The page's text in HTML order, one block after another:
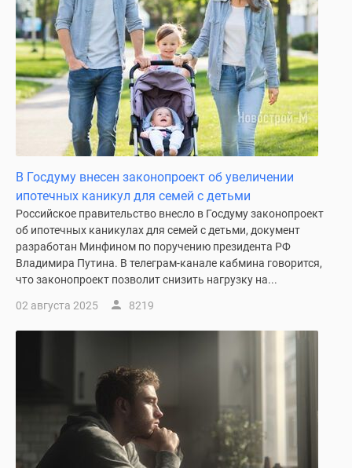
В Госдуму внесен законопроект об увеличении
ипотечных каникул для семей с детьми
Российское правительство внесло в Госдуму законопроект
об ипотечных каникулах для семей с детьми, документ
разработан Минфином по поручению президента РФ
Владимира Путина. В телеграм-канале кабмина говорится,
что законопроект позволит снизить нагрузку на...
02 августа 2025 8219